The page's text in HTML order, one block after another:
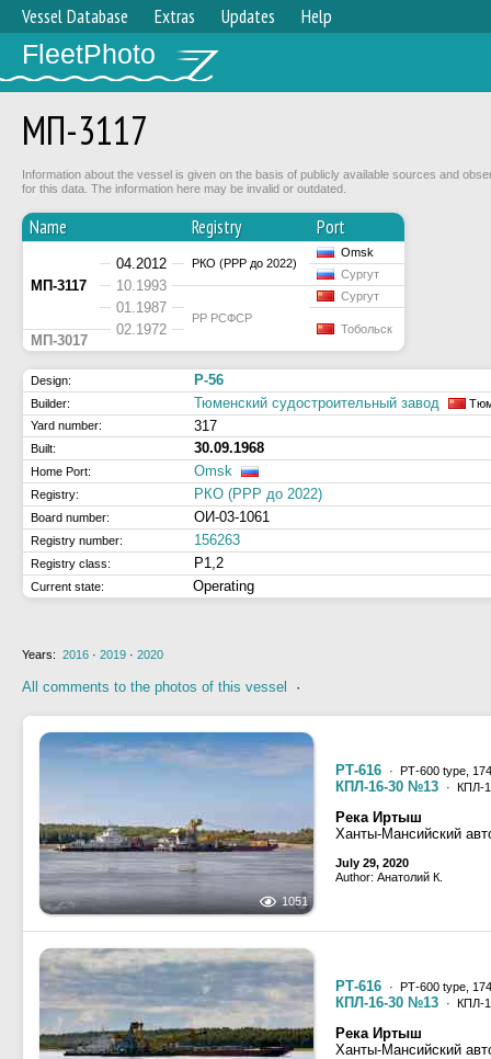
Vessel Database Extras Updates Help
FleetPhoto
МП-3117
Information about the vessel is given on the basis of publicly available sources and
for this data. The information here may be invalid or outdated.
Name Registry Port
МП-3117
04.2012 РКО (РРР до 2022)
Omsk
10.1993
Сургут
01.1987
РР РСФСР
Сургут
02.1972 Тобольск
МП-3017
Design: Р-56
Builder: Тюменский судостроительный завод
Yard number:
317
Built: 30.09.1968
Home Port: Omsk
Registry: РКО (РРР до 2022)
Board number: ОИ-03-1061
Registry number: 156263
Registry class: Р1,2
Current state: Operating
Years: 2016 · 2019 · 2020
All comments to the photos of this vessel ·
1051
РТ-616 · РТ-600 type,
КПЛ-16-30 №13 · КПЛ-
Река Иртыш
Ханты-Мансийский
July 29, 2020
Author: Анатолий К.
РТ-616 · РТ-600 type,
КПЛ-16-30 №13 · КПЛ-
Река Иртыш
Ханты-Мансийский